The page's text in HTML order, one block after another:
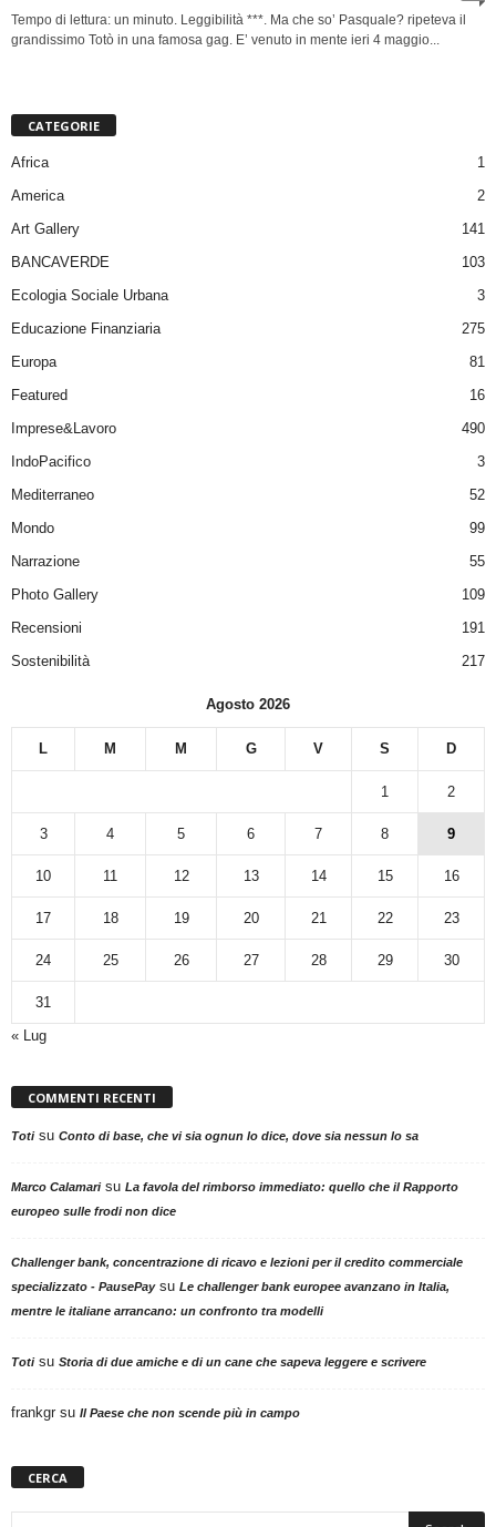
Tempo di lettura: un minuto. Leggibilità ***. Ma che so’ Pasquale? ripeteva il
grandissimo Totò in una famosa gag. E’ venuto in mente ieri 4 maggio...
CATEGORIE
Africa
1
America
2
Art Gallery
141
BANCAVERDE
103
Ecologia Sociale Urbana
3
Educazione Finanziaria
275
Europa
81
Featured
16
Imprese&Lavoro
490
IndoPacifico
3
Mediterraneo
52
Mondo
99
Narrazione
55
Photo Gallery
109
Recensioni
191
Sostenibilità
217
Agosto 2026
L M M G V S D
1 2
3 4 5 6 7 8 9
10 11 12 13 14 15 16
17 18 19 20 21 22 23
24 25 26 27 28 29 30
31
« Lug
COMMENTI RECENTI
Totisu Conto di base, che vi sia ognun lo dice, dove sia nessun lo sa
Marco Calamarisu La favola del rimborso immediato: quello che il Rapporto
europeo sulle frodi non dice
Challenger bank, concentrazione di ricavo e lezioni per il credito commerciale
specializzato - PausePaysu Le challenger bank europee avanzano in Italia,
mentre le italiane arrancano: un confronto tra modelli
Totisu Storia di due amiche e di un cane che sapeva leggere e scrivere
frankgr su Il Paese che non scende più in campo
CERCA